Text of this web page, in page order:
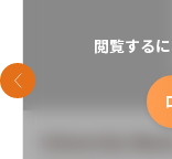
閲覧する
前のスライド